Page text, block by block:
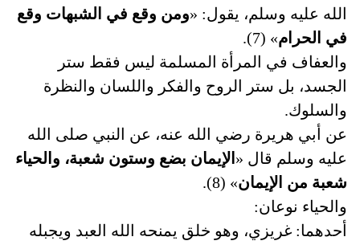
الله عليه وسلم، يقول: «ومن وقع في الشبهات وقع
في الحرام» (7).
والعفاف في المرأة المسلمة ليس فقط ستر
الجسد، بل ستر الروح والفكر واللسان والنظرة
والسلوك.
عن أبي هريرة رضي الله عنه، عن النبي صلى الله
عليه وسلم قال « الإيمان بضع وستون شعبة، والحياء
شعبة من الإيمان» (8).
والحياء نوعان:
أحدهما: غريزي، وهو خلق يمنحه الله العبد ويجبله